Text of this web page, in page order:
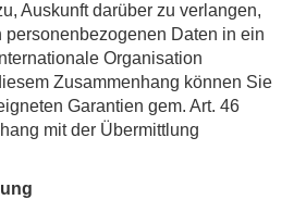
Auskunft darüber zu verlangen,
personenbezogenen Daten in ein
Organisation
Zusammenhang können Sie
Garantien gem. Art. 46
mit der Übermittlung